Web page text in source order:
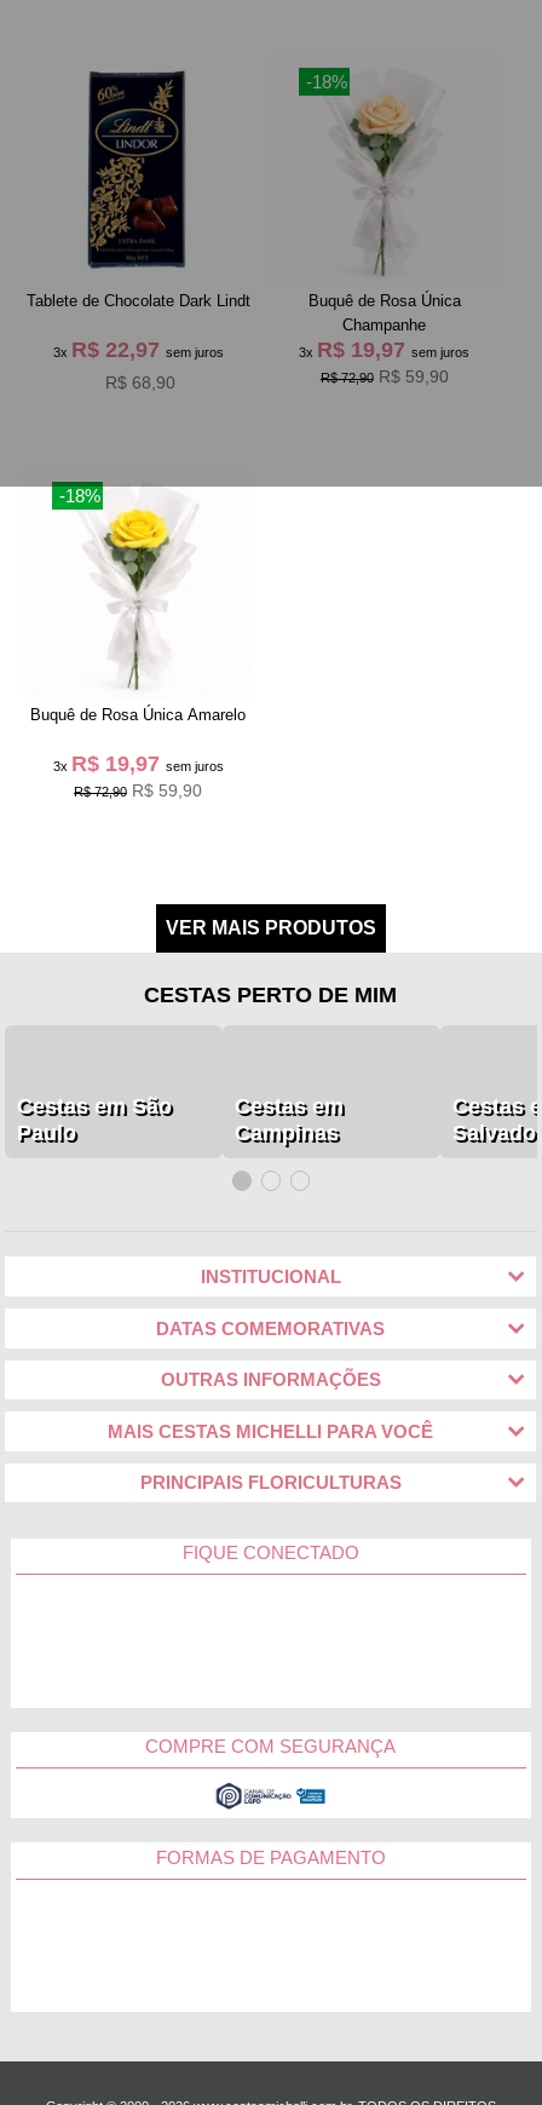
Tablete de Chocolate Dark Lindt
3x R$ 22,97 sem juros
R$ 68,90
-18%
Buquê de Rosa Única
Champanhe
3x R$ 19,97sem juros
R$ 72,90 R$ 59,90
-18%
Buquê de Rosa Única Amarelo
3x R$ 19,97 sem juros
R$ 72,90 R$ 59,90
CESTAS PERTO DE MIM
Cestas em São
Paulo
Cestas em
Campinas
Cestas
INSTITUCIONAL
DATAS COMEMORATIVAS
OUTRAS INFORMAÇÕES
MAIS CESTAS MICHELLI PARA VOCÊ
PRINCIPAIS FLORICULTURAS
FIQUE CONECTADO
COMPRE COM SEGURANÇA
FORMAS DE PAGAMENTO